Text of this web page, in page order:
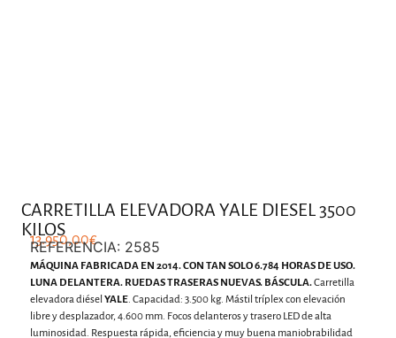
CARRETILLA ELEVADORA YALE DIESEL 3500
KILOS
13.950,00€
REFERENCIA: 2585
MÁQUINA FABRICADA EN 2014. CON TAN SOLO 6.784 HORAS DE USO.
LUNA DELANTERA. RUEDAS TRASERAS NUEVAS. BÁSCULA.Carretilla
elevadora diéselYALE. Capacidad: 3.500 kg. Mástil tríplex con elevación
libre y desplazador, 4.600 mm. Focos delanteros y trasero LED de alta
luminosidad. Respuesta rápida, eficiencia y muy buena maniobrabilidad